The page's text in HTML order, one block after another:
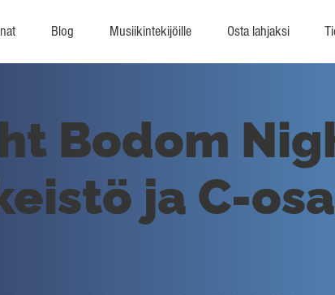
Blog Musiikintekijöille Osta lahjaksi
Bodom
ja C-